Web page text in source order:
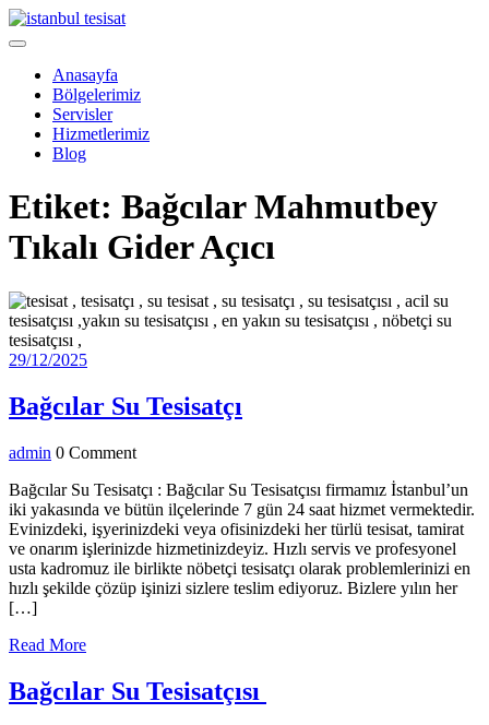
Skip
to
Open
Anasayfa
Bölgelerimiz
Servisler
Hizmetlerimiz
Blog
Menu
Etiket: Bağcılar Mahmutbey
Tıkalı Gider Açıcı
29/12/202529/12/2025
Bağcılar Su Tesisatçı
admin admin
0 Comment
Bağcılar Su Tesisatçı : Bağcılar Su Tesisatçısı firmamız İstanbul’un
iki yakasında ve bütün ilçelerinde 7 gün 24 saat hizmet vermektedir.
Evinizdeki, işyerinizdeki veya ofisinizdeki her türlü tesisat, tamirat
ve onarım işlerinizde hizmetinizdeyiz. Hızlı servis ve profesyonel
usta kadromuz ile birlikte nöbetçi tesisatçı olarak problemlerinizi en
hızlı şekilde çözüp işinizi sizlere teslim ediyoruz. Bizlere yılın her
[…]
Read MoreRead
Bağcılar Su Tesisatçısı